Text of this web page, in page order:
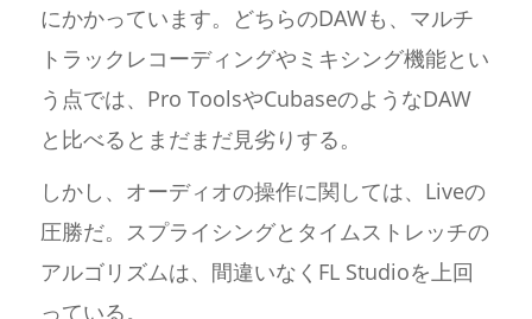
にかかっています。どちらのDAWも、マルチ
トラックレコーディングやミキシング機能とい
う点では、Pro ToolsやCubaseのようなDAW
と比べるとまだまだ見劣りする。
しかし、オーディオの操作に関しては、Liveの
圧勝だ。スプライシングとタイムストレッチの
アルゴリズムは、間違いなくFL Studioを上回
っている。